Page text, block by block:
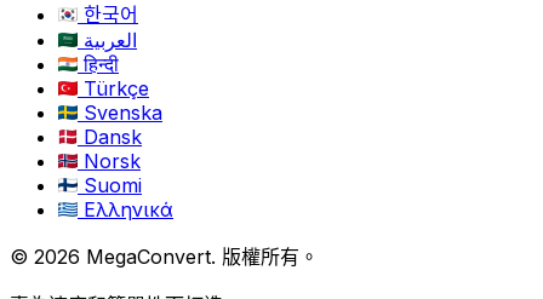
한국어
العربية
हिन्दी
Türkçe
Svenska
Dansk
Norsk
Suomi
Ελληνικά
© 2026 MegaConvert. 版權所有。